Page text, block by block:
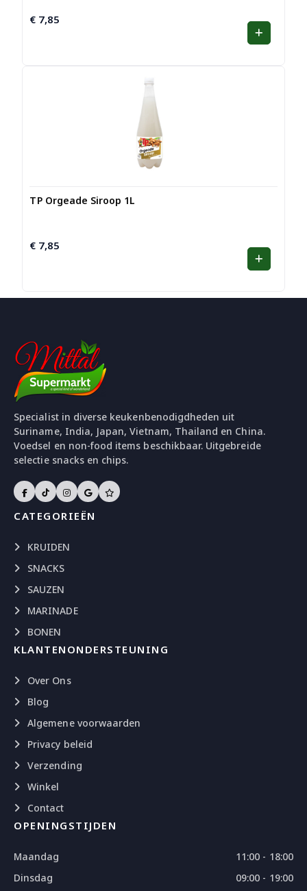
€ 7,85
TP Orgeade Siroop 1L
€ 7,85
Specialist in diverse keukenbenodigdheden uit
Suriname, India, Japan, Vietnam, Thailand en China.
Voedsel en non-food items beschikbaar. Uitgebreide
selectie snacks en chips.
CATEGORIEËN
KRUIDEN
SNACKS
SAUZEN
MARINADE
BONEN
KLANTENONDERSTEUNING
Over Ons
Blog
Algemene voorwaarden
Privacy beleid
Verzending
Winkel
Contact
OPENINGSTIJDEN
Maandag
11:00 - 18:00
Dinsdag
09:00 - 19:00